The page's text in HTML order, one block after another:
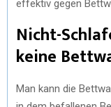
effektiv gegen
Nicht-
keine
Man kann die